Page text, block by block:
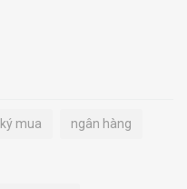
mua ngân hàng